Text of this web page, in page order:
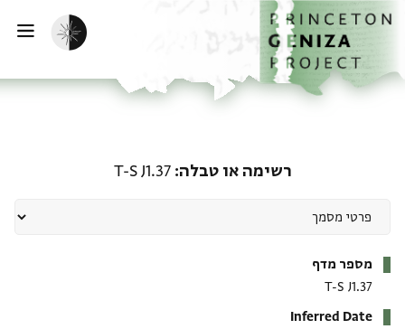
לתוכןהבית
הפעלת מצב כהה
רשימה או טבלה T-S J1.37
מספר מדף
T-S J1.37
Inferred Date